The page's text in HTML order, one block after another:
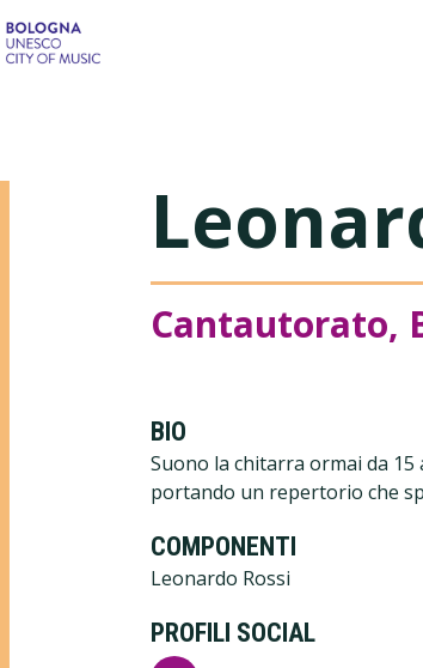
Cantautorato,
BIO
Suono la chitarra ormai da
portando un repertorio che
COMPONENTI
Leonardo Rossi
PROFILI SOCIAL